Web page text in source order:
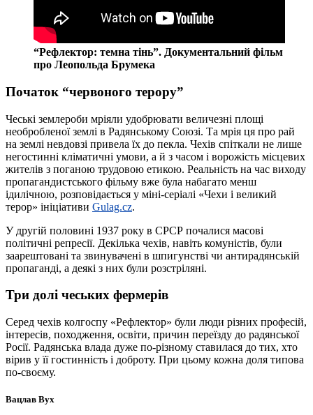
“Рефлектор: темна тінь”. Документальний фільм
про Леопольда Брумека
Початок “червоного терору”
Чеські землероби мріяли удобрювати величезні площі
необробленої землі в Радянському Союзі. Та мрія ця про рай
на землі невдовзі привела їх до пекла. Чехів спіткали не лише
негостинні кліматичні умови, а й з часом і ворожість місцевих
жителів з поганою трудовою етикою. Реальність на час виходу
пропагандистського фільму вже була набагато менш
ідилічною, розповідається у міні-серіалі «Чехи і великий
терор» ініціативи Gulag.cz.
У другій половині 1937 року в СРСР почалися масові
політичні репресії. Декілька чехів, навіть комуністів, були
заарештовані та звинувачені в шпигунстві чи антирадянській
пропаганді, а деякі з них були розстріляні.
Три долі чеських фермерів
Серед чехів колгоспу «Рефлектор» були люди різних професій,
інтересів, походження, освіти, причин переїзду до радянської
Росії. Радянська влада дуже по-різному ставилася до тих, хто
вірив у її гостинність і доброту. При цьому кожна доля типова
по-своєму.
Вацлав Вух